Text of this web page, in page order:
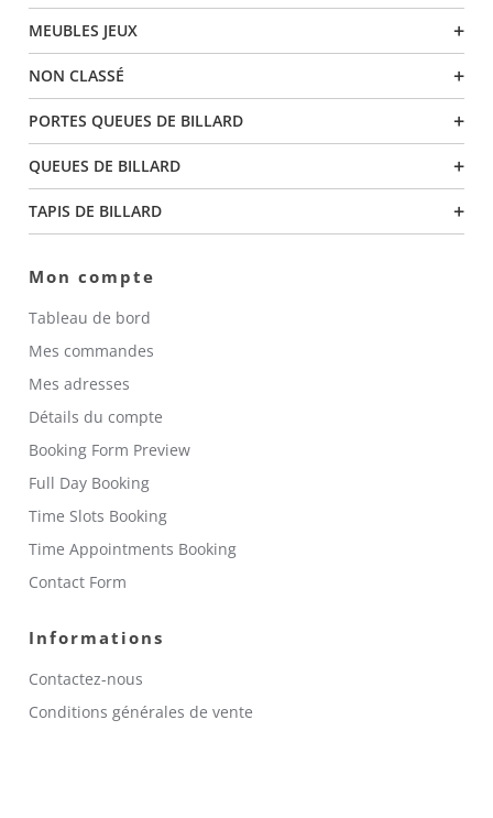
MEUBLES JEUX +
NON CLASSÉ +
PORTES QUEUES DE BILLARD +
QUEUES DE BILLARD +
TAPIS DE BILLARD +
Mon compte
Tableau de bord
Mes commandes
Mes adresses
Détails du compte
Booking Form Preview
Full Day Booking
Time Slots Booking
Time Appointments Booking
Contact Form
Informations
Contactez-nous
Conditions générales de vente